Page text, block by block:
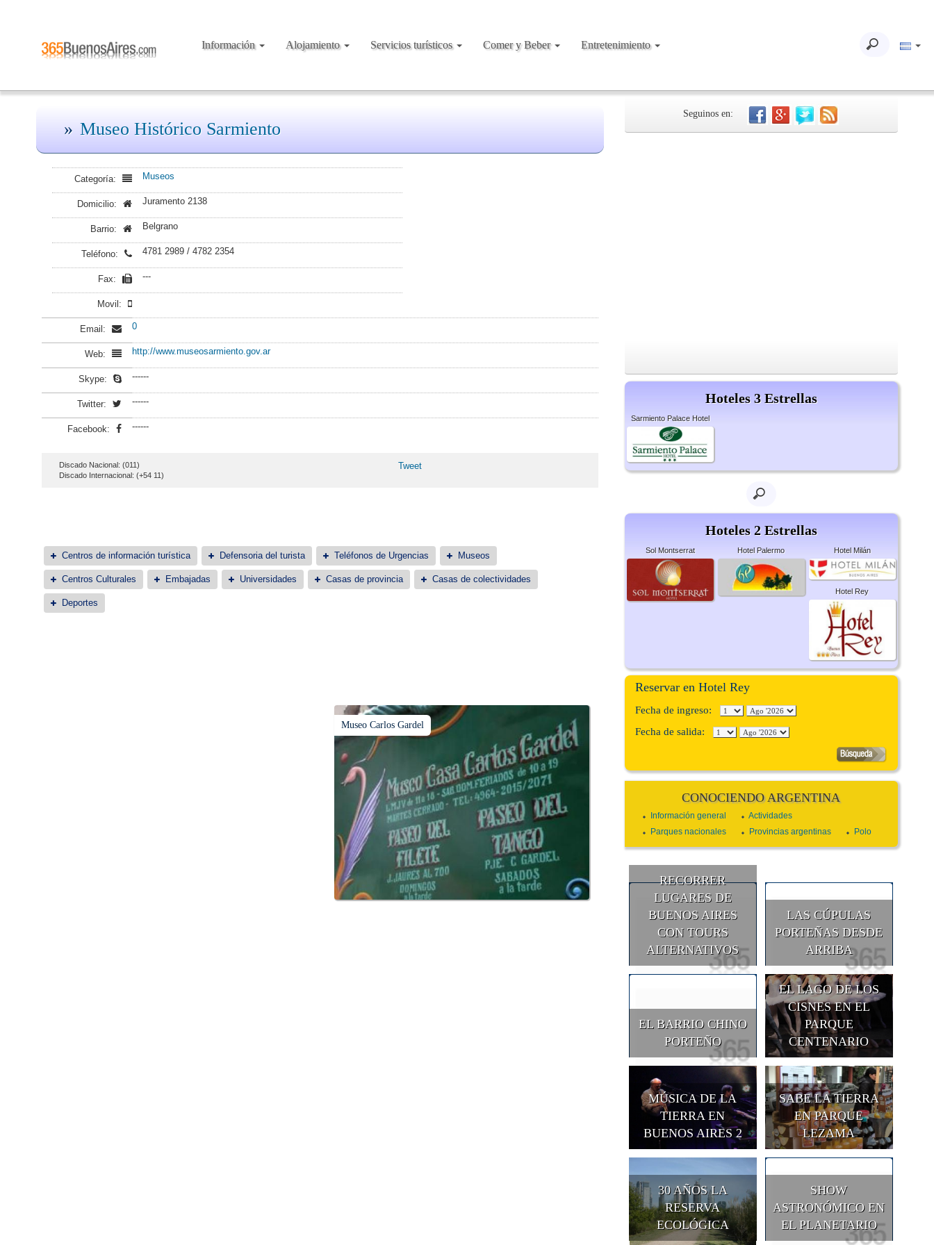
Información Alojamiento Servicios turísticos Comer y Beber Entretenimiento
Museo Histórico Sarmiento
Categoría: Museos
Domicilio: Juramento 2138
Barrio: Belgrano
Teléfono: 4781 2989 / 4782 2354
Fax: ---
Movil:
Email: 0
Web: http://www.museosarmiento.gov.ar
Skype: ------
Twitter: ------
Facebook: ------
Discado Nacional: (011)
Discado Internacional: (+54 11)
Tweet
Centros de información turística Defensoria del turista Teléfonos de Urgencias Museos
Centros Culturales Embajadas Universidades Casas de provincia Casas de colectividades
Deportes
Museo Carlos Gardel
Seguinos en:
Hoteles 3 Estrellas
Sarmiento Palace Hotel
Hoteles 2 Estrellas
Sol Montserrat Hotel Palermo Hotel Milán
Hotel Rey
Reservar en Hotel Rey
Fecha de ingreso:
Fecha de salida:
CONOCIENDO ARGENTINA
Información general
Actividades
Parques nacionales
Provincias argentinas Polo
RECORRER
LUGARES DE
BUENOS AIRES
CON TOURS
ALTERNATIVOS
LAS CÚPULAS
PORTEÑAS DESDE
ARRIBA
EL BARRIO CHINO
PORTEÑO
EL LAGO DE LOS
CISNES EN EL
PARQUE
CENTENARIO
MÚSICA DE LA
TIERRA EN
BUENOS AIRES 2
SABE LA TIERRA
EN PARQUE
LEZAMA
30 AÑOS LA
RESERVA
ECOLÓGICA
SHOW
ASTRONÓMICO EN
EL PLANETARIO